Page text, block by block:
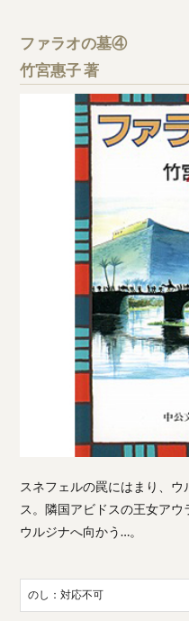
ファラオの墓④
竹宮惠子 著
スネフェルの罠にはまり、
ス。隣国アビドスの王女ア
ウルジナへ向かう…。
のし：対応不可